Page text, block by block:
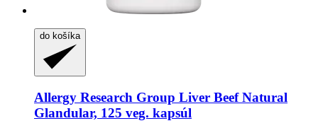
do košíka
Allergy Research Group Liver Beef Natural
Glandular, 125 veg. kapsúl